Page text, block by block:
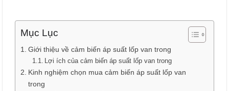
Mục Lục
Giới thiệu về cảm biến áp suất lốp van trong
Lợi ích của cảm biến áp suất lốp van trong
Kinh nghiệm chọn mua cảm biến áp suất lốp van
trong